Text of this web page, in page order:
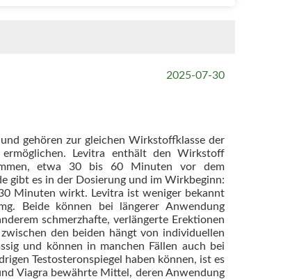
2025-07-30
gehören zur gleichen Wirkstoffklasse der
Levitra enthält den Wirkstoff
etwa 30 bis 60 Minuten vor dem
gibt es in der Dosierung und im Wirkbeginn:
Minuten wirkt. Levitra ist weniger bekannt
Beide können bei längerer Anwendung
schmerzhafte, verlängerte Erektionen
den beiden hängt von individuellen
und können in manchen Fällen auch bei
Testosteronspiegel haben können, ist es
Viagra bewährte Mittel, deren Anwendung